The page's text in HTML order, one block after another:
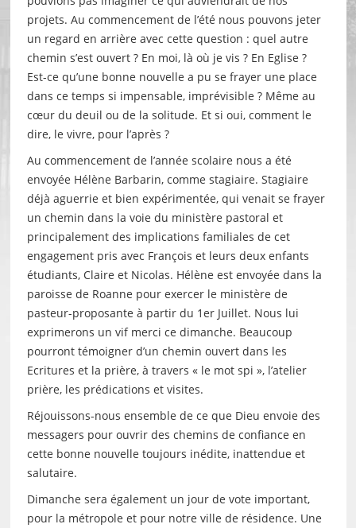
projets. Au commencement de l’été nous pouvons jeter
un regard en arrière avec cette question : quel autre
chemin s’est ouvert ? En moi, là où je vis ? En Eglise ?
Est-ce qu’une bonne nouvelle a pu se frayer une place
dans ce temps si impensable, imprévisible ? Même au
cœur du deuil ou de la solitude. Et si oui, comment le
dire, le vivre, pour l’après ?
Au commencement de l’année scolaire nous a été
envoyée Hélène Barbarin, comme stagiaire. Stagiaire
déjà aguerrie et bien expérimentée, qui venait se frayer
un chemin dans la voie du ministère pastoral et
principalement des implications familiales de cet
engagement pris avec François et leurs deux enfants
étudiants, Claire et Nicolas. Hélène est envoyée dans la
paroisse de Roanne pour exercer le ministère de
pasteur-proposante à partir du 1er Juillet. Nous lui
exprimerons un vif merci ce dimanche. Beaucoup
pourront témoigner d’un chemin ouvert dans les
Ecritures et la prière, à travers « le mot spi », l’atelier
prière, les prédications et visites.
Réjouissons-nous ensemble de ce que Dieu envoie des
messagers pour ouvrir des chemins de confiance en
cette bonne nouvelle toujours inédite, inattendue et
salutaire.
Dimanche sera également un jour de vote important,
pour la métropole et pour notre ville de résidence. Une